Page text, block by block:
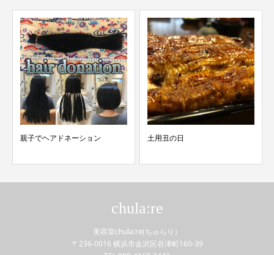
親子でヘアドネーション 土用丑の日
chula:re
美容室chula:re(ちゅらり）
〒236-0016 横浜市金沢区谷津町160-39